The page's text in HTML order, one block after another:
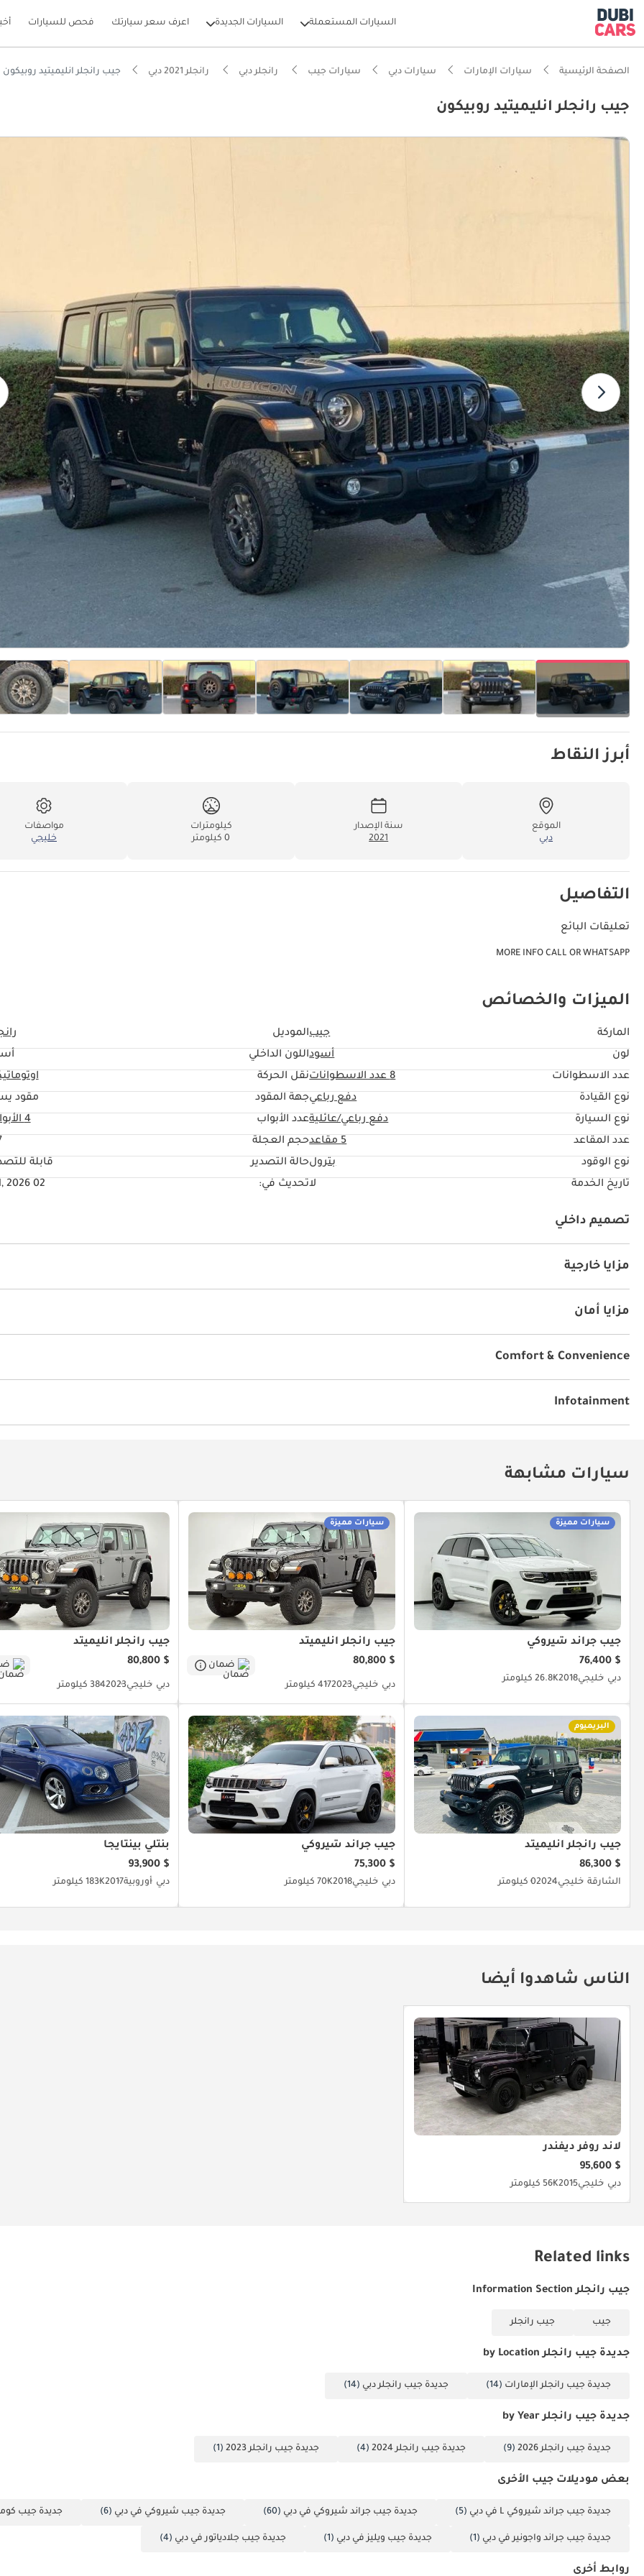
السيارات المستعملة السيارات الجديدة اعرف سعر سيارتك فحص للسيارات
الصفحة الرئيسية سيارات الإمارات سيارات دبي سيارات جيب رانجلر دبي رانجلر 2021 دبي جيب رانجلر انليميتيد روبيكون
جيب رانجلر انليميتيد روبيكون
أبرز النقاط
الموقع
دبي
سنة الإصدار
2021
كيلومترات
0 كيلومتر
مواصفات
خليجي
التفاصيل
تعليقات البائع
MORE INFO CALL OR WHATSAPP
الميزات والخصائص
الماركة جيبالموديل
لون
أسوداللون الداخلي
عدد الاسطوانات
8عدد الاسطواناتنقل الحركة
نوع القيادة
دفع رباعيجهة المقود
مقود
نوع السيارة
دفع رباعي/عائليةعدد الأبواب
4 الأبواب
عدد المقاعد
5 مقاعد حجم العجلة
نوع الوقود
بترولحالة التصدير
قابلة
تاريخ الخدمة
لاتحديث في: 02 Jul, 2026
تصميم داخلي
مزايا خارجية
مزايا أمان
نظام قفل العجلات
نظام التنبيه عند الانطلاقComfort & Convenience
جهاز التحكم بالمناخ
Infotainment
سيارات مشابهة
سيارات مميزة
جيب جراند شيروكي
$ 76,400
دبي خليجي201826.8K كيلومتر
سيارات مميزة
جيب رانجلر أنليميتد
$ 80,800
ضمان
دبي خليجي2023417 كيلومتر
جيب رانجلر أنليميتد
$ 80,800
دبي خليجي2023384 كيلومتر
البريميوم
جيب رانجلر أنليميتد
$ 86,300
الشارقة خليجي20240 كيلومتر
جيب جراند شيروكي
$ 75,300
دبي خليجي201870K كيلومتر
بنتلي بينتايجا
$ 93,900
دبي أوروبية2017183K كيلومتر
الناس شاهدوا أيضا
لاند روفر ديفندر
$ 95,600
دبي خليجي201556K كيلومتر
Related links
جيب رانجلر Information Section
جيب جيب رانجلر
جديدة جيب رانجلر by Location
جديدة جيب رانجلر الإمارات (14) جديدة جيب رانجلر دبي (14)
جديدة جيب رانجلر by Year
جديدة جيب رانجلر 2026 (9) جديدة جيب رانجلر 2024 (4) جديدة جيب رانجلر 2023 (1)
بعض موديلات جيب الأخرى
جديدة جيب جراند شيروكي L في دبي (5) جديدة جيب جراند شيروكي في دبي (60) جديدة جيب شيروكي في دبي (6) جديدة جيب
جديدة جيب جراند واجونير في دبي (1) جديدة جيب ويليز في دبي (1) جديدة جيب جلادياتور في دبي (4)
روابط أخرى